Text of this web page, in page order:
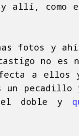
como en
fotos y
no es
a ellos
un
el doble y